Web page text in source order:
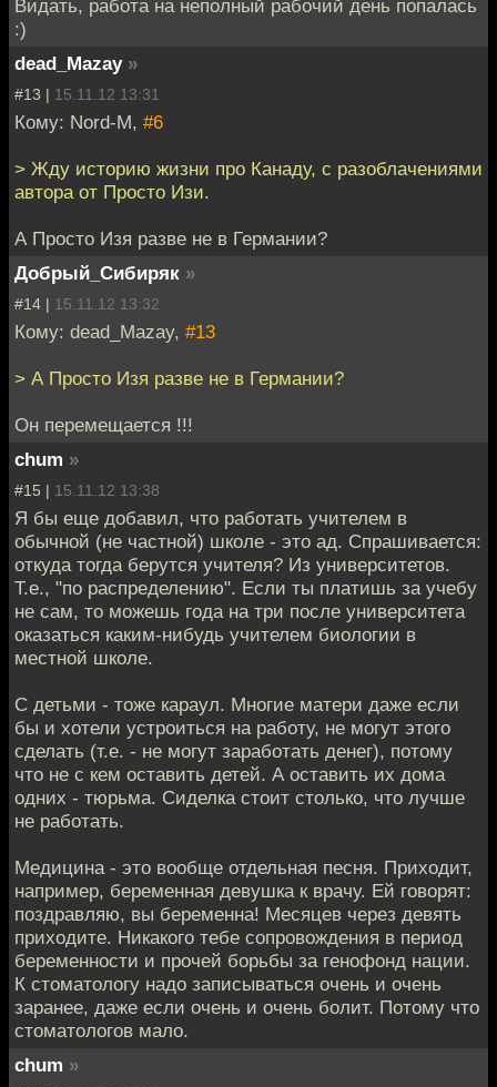
Видать, работа на неполный рабочий день попалась
:)
dead_Mazay »
#13 | 15.11.12 13:31
Кому: Nord-M, #6
> Жду историю жизни про Канаду, с разоблачениями
автора от Просто Изи.
А Просто Изя разве не в Германии?
Добрый_Сибиряк »
#14 | 15.11.12 13:32
Кому: dead_Mazay, #13
> А Просто Изя разве не в Германии?
Он перемещается !!!
chum »
#15 | 15.11.12 13:38
Я бы еще добавил, что работать учителем в
обычной (не частной) школе - это ад. Спрашивается:
откуда тогда берутся учителя? Из университетов.
Т.е., "по распределению". Если ты платишь за учебу
не сам, то можешь года на три после университета
оказаться каким-нибудь учителем биологии в
местной школе.
С детьми - тоже караул. Многие матери даже если
бы и хотели устроиться на работу, не могут этого
сделать (т.е. - не могут заработать денег), потому
что не с кем оставить детей. А оставить их дома
одних - тюрьма. Сиделка стоит столько, что лучше
не работать.
Медицина - это вообще отдельная песня. Приходит,
например, беременная девушка к врачу. Ей говорят:
поздравляю, вы беременна! Месяцев через девять
приходите. Никакого тебе сопровождения в период
беременности и прочей борьбы за генофонд нации.
К стоматологу надо записываться очень и очень
заранее, даже если очень и очень болит. Потому что
стоматологов мало.
chum »